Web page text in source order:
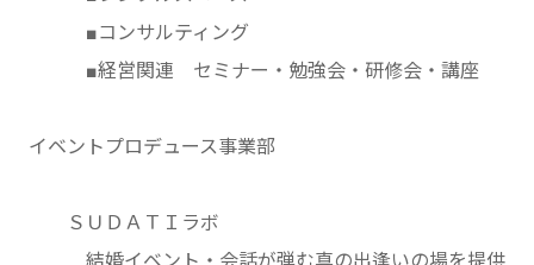
■コンサルティング
■経営関連 セミナー・勉強会・研修会・講座
イベントプロデュース事業部
ＳＵＤＡＴＩラボ
結婚イベント・会話が弾む真の出逢いの場を提供